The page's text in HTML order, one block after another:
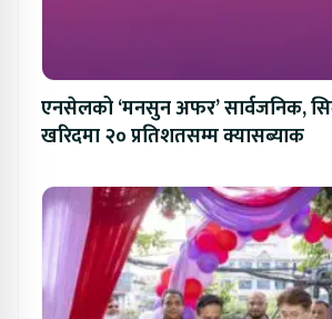
एनसेलको ‘मनसुन अफर’ सार्वजनिक,
खरिदमा २० प्रतिशतसम्म क्यासब्याक